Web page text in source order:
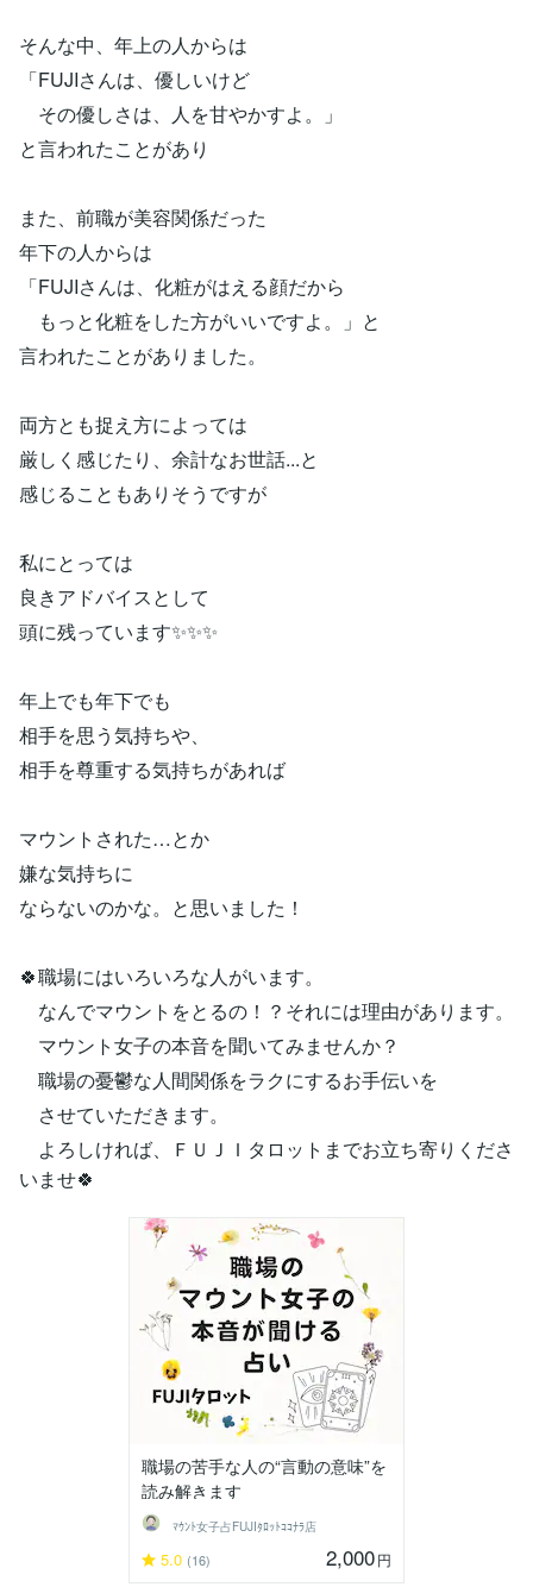
そんな中、年上の人からは
「FUJIさんは、優しいけど
その優しさは、人を甘やかすよ。」
と言われたことがあり
また、前職が美容関係だった
年下の人からは
「FUJIさんは、化粧がはえる顔だから
もっと化粧をした方がいいですよ。」と
言われたことがありました。
両方とも捉え方によっては
厳しく感じたり、余計なお世話...と
感じることもありそうですが
私にとっては
良きアドバイスとして
頭に残っています✨✨✨
年上でも年下でも
相手を思う気持ちや、
相手を尊重する気持ちがあれば
マウントされた…とか
嫌な気持ちに
ならないのかな。と思いました！
🍀職場にはいろいろな人がいます。
なんでマウントをとるの！？それには理由があります。
マウント女子の本音を聞いてみませんか？
職場の憂鬱な人間関係をラクにするお手伝いを
させていただきます。
よろしければ、ＦＵＪＩタロットまでお立ち寄りくださ
いませ🍀
職場の苦手な人の“言動の意味”を
読み解きます
ﾏｳﾝﾄ女子占FUJIﾀﾛｯﾄｺｺﾅﾗ店
5.0 (16) 2,000円